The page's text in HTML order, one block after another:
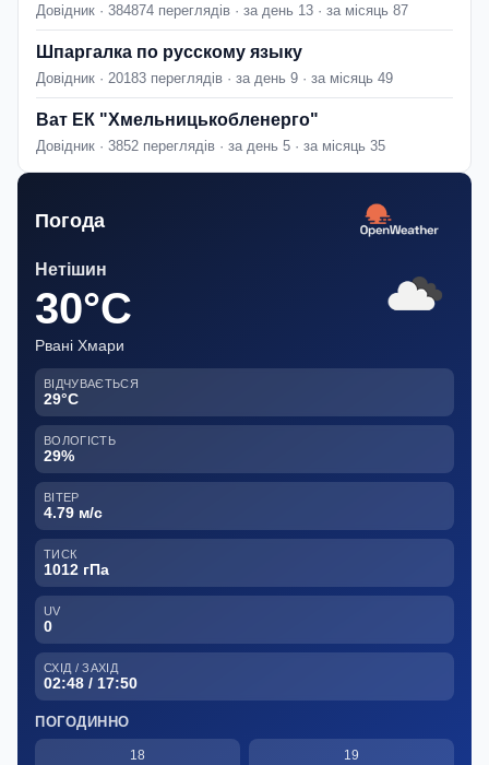
Довідник · 384874 переглядів · за день 13 · за місяць 87
Шпаргалка по русскому языку
Довідник · 20183 переглядів · за день 9 · за місяць 49
Ват ЕК "Хмельницькобленерго"
Довідник · 3852 переглядів · за день 5 · за місяць 35
Погода
Нетішин
30°C
Рвані Хмари
ВІДЧУВАЄТЬСЯ
29°C
ВОЛОГІСТЬ
29%
ВІТЕР
4.79 м/с
ТИСК
1012 гПа
UV
0
СХІД / ЗАХІД
02:48 / 17:50
ПОГОДИННО
18 19